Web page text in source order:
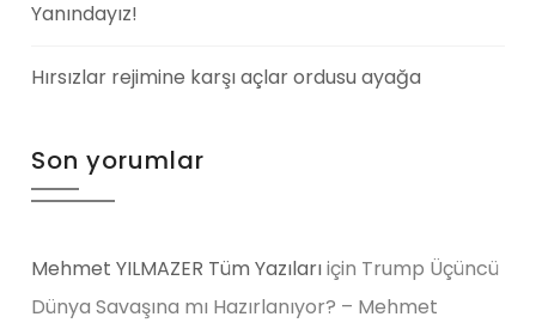
Yanındayız!
Hırsızlar rejimine karşı açlar ordusu ayağa
Son yorumlar
Mehmet YILMAZER Tüm Yazılarıiçin Trump Üçüncü
Dünya Savaşına mı Hazırlanıyor? – Mehmet